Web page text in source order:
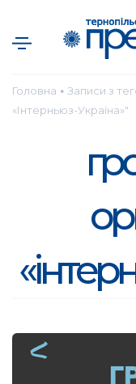
Головна ● Записи з
«Інтерньюз-Україна»"